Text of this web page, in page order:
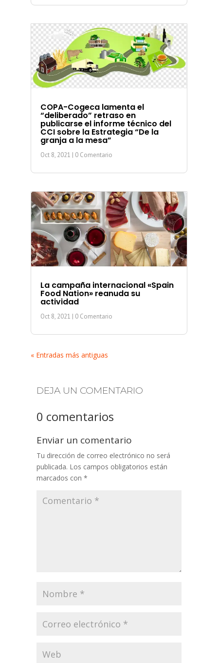
COPA-Cogeca lamenta el
“deliberado” retraso en
publicarse el informe técnico del
CCI sobre la Estrategia “De la
granja a la mesa”
Oct 8, 2021 | 0 Comentario
La campaña internacional «Spain
Food Nation» reanuda su
actividad
Oct 8, 2021 | 0 Comentario
« Entradas más antiguas
DEJA UN COMENTARIO
0 comentarios
Enviar un comentario
Tu dirección de correo electrónico no será
publicada. Los campos obligatorios están
marcados con *